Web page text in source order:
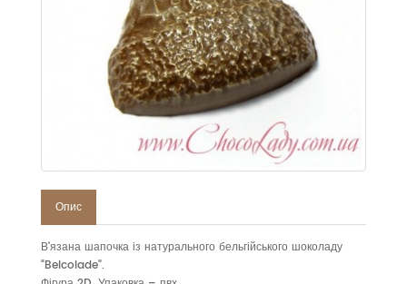
Опис
В'язана шапочка із натурального бельгійського шоколаду
"Belcolade".